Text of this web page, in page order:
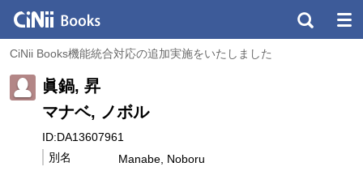
CiNii Books機能統合対応の追加実施をいたしました
眞鍋, 昇
マナベ, ノボル
ID:DA13607961
別名
Manabe, Noboru